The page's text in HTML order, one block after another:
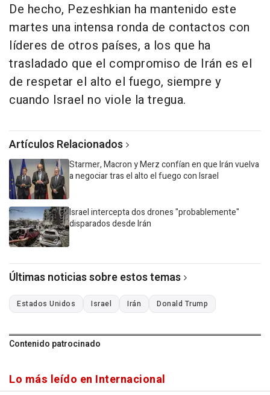
De hecho, Pezeshkian ha mantenido este
martes una intensa ronda de contactos con
líderes de otros países, a los que ha
trasladado que el compromiso de Irán es el
de respetar el alto el fuego, siempre y
cuando Israel no viole la tregua.
Artículos Relacionados
Starmer, Macron y Merz confían en que Irán vuelva
a negociar tras el alto el fuego con Israel
Israel intercepta dos drones "probablemente"
disparados desde Irán
Últimas noticias sobre estos temas
Estados Unidos Israel Irán Donald Trump
Contenido patrocinado
Lo más leído en Internacional